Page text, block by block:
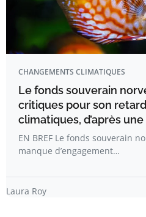
CHANGEMENTS CLIMATIQUES
Le fonds souverain
critiques pour son
climatiques, d’après une
EN BREF Le fonds souverain
manque d’engagement…
Laura Roy